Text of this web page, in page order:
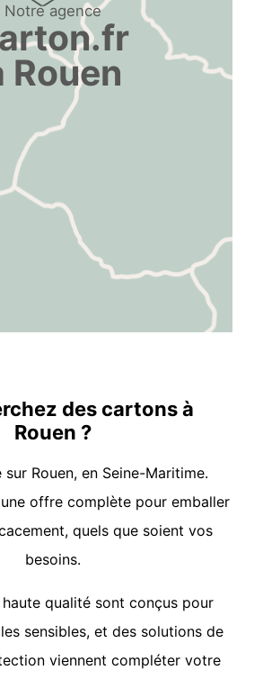
Notre agence
Rouen
des cartons à
Rouen ?
sur Rouen, en Seine-Maritime.
offre complète pour emballer
quels que soient vos
besoins.
qualité sont conçus pour
sensibles, et des solutions de
viennent compléter votre